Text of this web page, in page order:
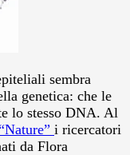
sembra
genetica: che le
lo stesso DNA. Al
i ricercatori
da Flora